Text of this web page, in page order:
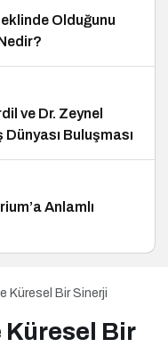
Olduğunu
ve Dr. Zeynel
Buluşması
Anlamlı
Küresel Bir Sinerji
Küresel Bir